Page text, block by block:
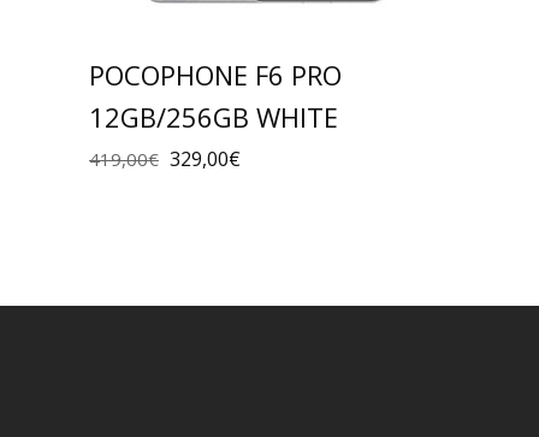
POCOPHONE F6 PRO
12GB/256GB WHITE
419,00€ 329,00€